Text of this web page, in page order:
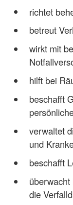
richtet
betreut
wirkt mit
hilft bei
beschafft
verwaltet
und
beschafft
die